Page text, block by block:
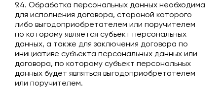
9.4. Обработка персональных данных необходима
для исполнения договора, стороной которого
либо выгодоприобретателем или поручителем
по которому является субъект персональных
данных, а также для заключения договора по
инициативе субъекта персональных данных или
договора, по которому субъект персональных
данных будет являться выгодоприобретателем
или поручителем.